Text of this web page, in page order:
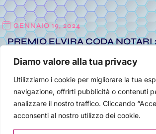
Diamo valore alla tua privacy
Utilizziamo i cookie per migliorare la tua
navigazione, offrirti pubblicità o contenuti
analizzare il nostro traffico. Cliccando
acconsenti al nostro utilizzo dei cookie.
GENNAIO 19, 2024
PREMIO ELVIRA CODA NOTARI